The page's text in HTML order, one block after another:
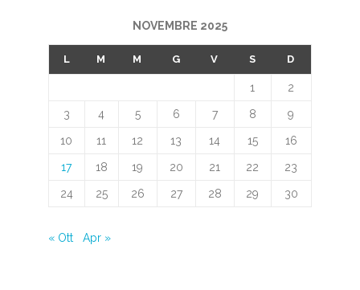
NOVEMBRE 2025
L M M G V S D
1 2
3 4 5 6 7 8 9
10 11 12 13 14 15 16
17 18 19 20 21 22 23
24 25 26 27 28 29 30
« Ott Apr »